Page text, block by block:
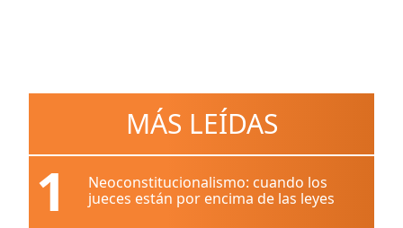
MÁS LEÍDAS
1
Neoconstitucionalismo: cuando los
jueces están por encima de las leyes